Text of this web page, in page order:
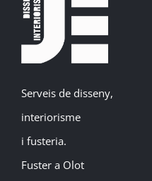
Serveis de disseny,
interiorisme
i fusteria.
Fuster a Olot